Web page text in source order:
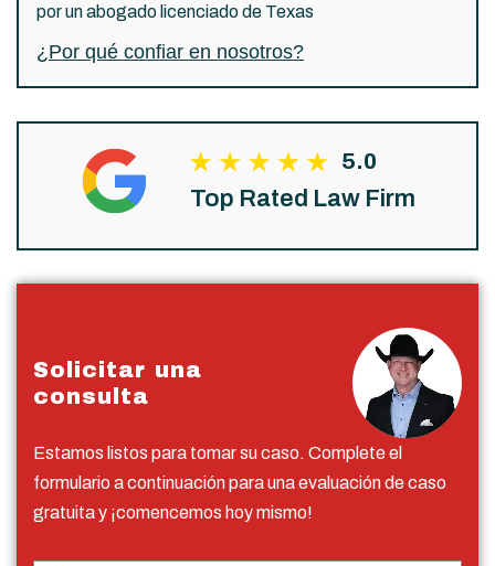
por un abogado licenciado de Texas
¿Por qué confiar en nosotros?
5.0
Top Rated Law Firm
Solicitar una
consulta
Estamos listos para tomar su caso. Complete el
formulario a continuación para una evaluación de caso
gratuita y ¡comencemos hoy mismo!